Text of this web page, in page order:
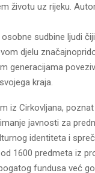
životu uz rijeku.
sudbine ljudi
djelu
generacijama
kraja.
iz Cirkovljana,
javnosti za
identiteta i
1600 predmeta iz
fundusa već